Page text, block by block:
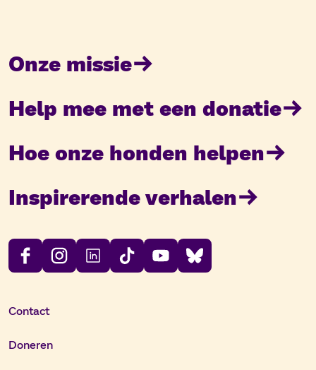
Onze missie
Help mee met een donatie
Hoe onze honden helpen
Inspirerende verhalen
Contact
Doneren